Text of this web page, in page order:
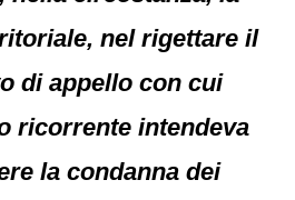
nel rigettare il
di appello con cui
ricorrente intendeva
la condanna dei